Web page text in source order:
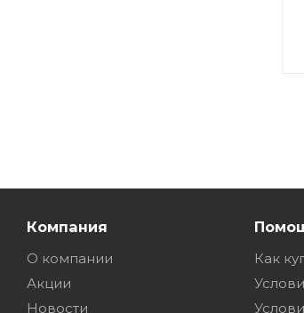
Компания
О компании
Акции
Новости
Как